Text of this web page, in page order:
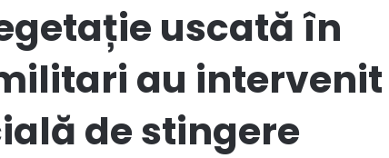
uscată în
au intervenit
de stingere